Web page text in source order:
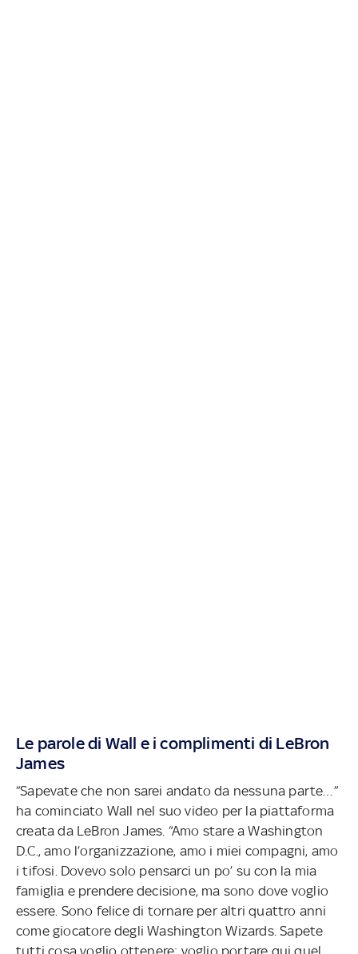
Le parole di Wall e i complimenti di LeBron
James
“Sapevate che non sarei andato da nessuna parte…”
ha cominciato Wall nel suo video per la piattaforma
creata da LeBron James. “Amo stare a Washington
D.C., amo l’organizzazione, amo i miei compagni, amo
i tifosi. Dovevo solo pensarci un po’ su con la mia
famiglia e prendere decisione, ma sono dove voglio
essere. Sono felice di tornare per altri quattro anni
come giocatore degli Washington Wizards. Sapete
tutti cosa voglio ottenere: voglio portare qui quel